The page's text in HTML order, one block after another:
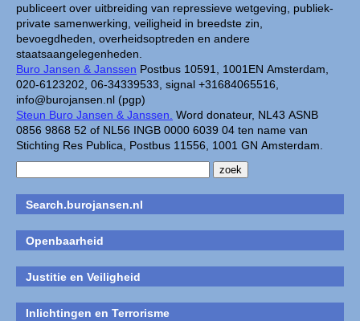
publiceert over uitbreiding van repressieve wetgeving, publiek-
private samenwerking, veiligheid in breedste zin,
bevoegdheden, overheidsoptreden en andere
staatsaangelegenheden.
Buro Jansen & Janssen Postbus 10591, 1001EN Amsterdam,
020-6123202, 06-34339533, signal +31684065516,
info@burojansen.nl (pgp)
Steun Buro Jansen & Janssen. Word donateur, NL43 ASNB
0856 9868 52 of NL56 INGB 0000 6039 04 ten name van
Stichting Res Publica, Postbus 11556, 1001 GN Amsterdam.
Search.burojansen.nl
Openbaarheid
Justitie en Veiligheid
Inlichtingen en Terrorisme